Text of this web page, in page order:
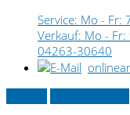
Service: Mo - Fr:
Verkauf: Mo -
04263-30640